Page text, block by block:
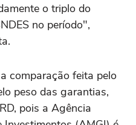
o triplo do
no período",
comparação feita pelo
peso das garantias,
pois a Agência